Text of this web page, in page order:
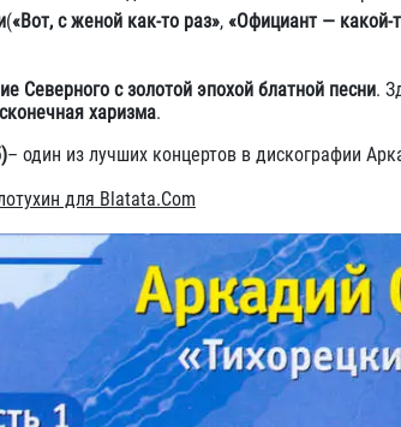
(«Вот, с женой как-то раз», «Официант — какой-
Северного с золотой эпохой блатной песни.
харизма.
– один из лучших концертов в дискографии
для Blatata.Com